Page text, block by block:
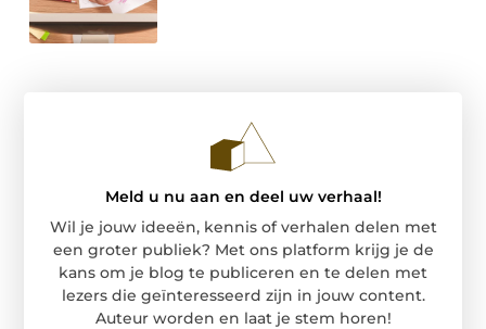
Meld u nu aan en deel uw verhaal!
Wil je jouw ideeën, kennis of verhalen delen met
een groter publiek? Met ons platform krijg je de
kans om je blog te publiceren en te delen met
lezers die geïnteresseerd zijn in jouw content.
Auteur worden en laat je stem horen!